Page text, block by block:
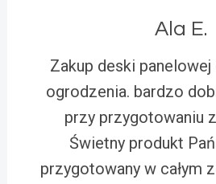
Ala E.
Zakup deski
ogrodzenia. bardzo
przy przygotowaniu
Świetny produkt
przygotowany w całym